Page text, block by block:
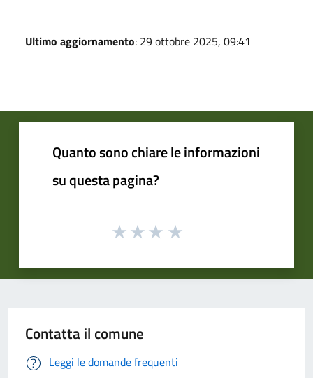
Ultimo aggiornamento: 29 ottobre 2025, 09:41
Quanto sono chiare le informazioni
su questa pagina?
Contatta il comune
Leggi le domande frequenti